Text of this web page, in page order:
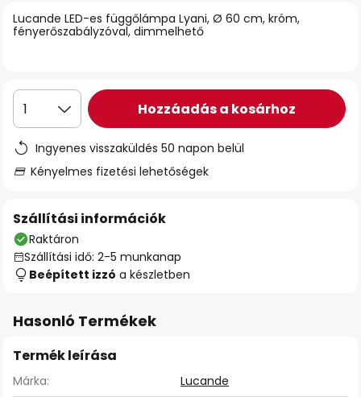
Lucande LED-es függőlámpa Lyani, Ø 60 cm, króm,
fényerőszabályzóval, dimmelhető
1 Hozzáadás a kosárhoz
Ingyenes visszaküldés 50 napon belül
Kényelmes fizetési lehetőségek
Szállítási információk
Raktáron
Szállítási idő: 2-5 munkanap
Beépített izzó a készletben
Hasonló Termékek
Termék leírása
Márka:
Lucande